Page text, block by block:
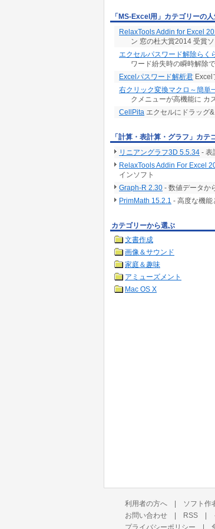
「MS-Excel用」カテゴリーの
RelaxTools Addin for Excel
ン 窓の杜大賞2014 受賞ソ
エクセルパスワード解除らく
ワード紛失時の瞬時解除
Excelパスワード解析君 Excel
右クリック変換マクロ～簡単
クメニューが高機能に カ
CellPita エクセルにドラッグ
「計算・表計算・グラフ」カテ
リニアングラフ3D 5.5.34 - 表
RelaxTools Addin For Excel
インソフト
Graph-R 2.30 - 数値データか
PrimMath 15.2.1 - 高度な機能
カテゴリーから選ぶ
文書作成
画像＆サウンド
家庭＆趣味
アミューズメント
Mac OS X
利用者の方へ | ソフト作
お問い合わせ | RSS |
プライバシーポリシー |